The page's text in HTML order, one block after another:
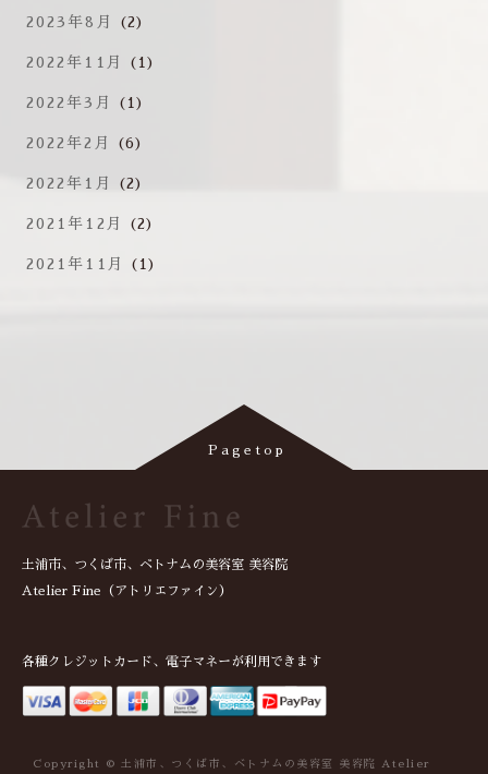
2023年8月 (2)
2022年11月 (1)
2022年3月 (1)
2022年2月 (6)
2022年1月 (2)
2021年12月 (2)
2021年11月 (1)
土浦市、つくば市、ベトナムの美容室 美容院
Atelier Fine（アトリエファイン）
各種クレジットカード、電子マネーが利用できます
Copyright © 土浦市、つくば市、ベトナムの美容室 美容院 Atelier